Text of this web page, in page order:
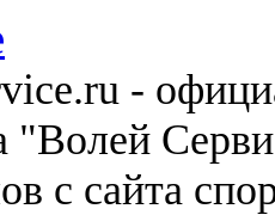
-
"Волей
с сайта